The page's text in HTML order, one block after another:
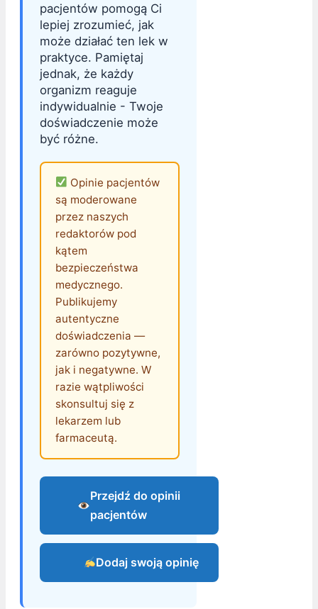
pacjentów pomogą Ci
lepiej zrozumieć, jak
może działać ten lek w
praktyce. Pamiętaj
jednak, że każdy
organizm reaguje
indywidualnie - Twoje
doświadczenie może
być różne.
Opinie pacjentów
są moderowane
przez naszych
redaktorów pod
kątem
bezpieczeństwa
medycznego.
Publikujemy
autentyczne
doświadczenia —
zarówno pozytywne,
jak i negatywne. W
razie wątpliwości
skonsultuj się z
lekarzem lub
farmaceutą.
Przejdź do opinii
pacjentów
Dodaj swoją opinię